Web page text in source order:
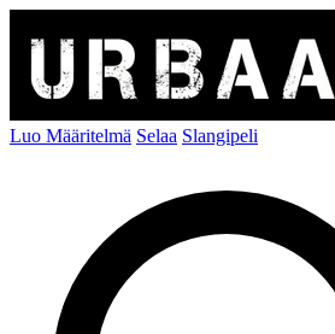
Luo Määritelmä Selaa Slangipeli